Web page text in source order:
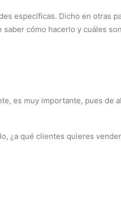
específicas. Dicho en otras
cómo hacerlo y cuáles
es muy importante, pues de
¿a qué clientes quieres